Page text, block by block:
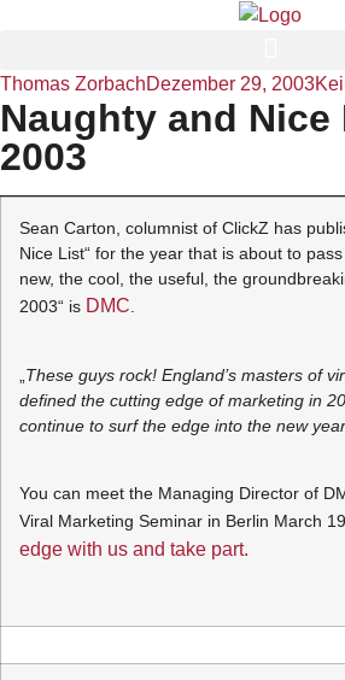
Thomas ZorbachDezember 29, 2003
Naughty and
2003
Sean Carton, columnist of ClickZ has
Nice List“ for the year that is about to
new, the cool, the useful, the
2003“ is DMC
These guys rock! England’s masters of
defined the cutting edge of marketing in
continue to surf the edge into the new year
You can meet the Managing Director of
Viral Marketing Seminar in Berlin March
edge with us and take part.